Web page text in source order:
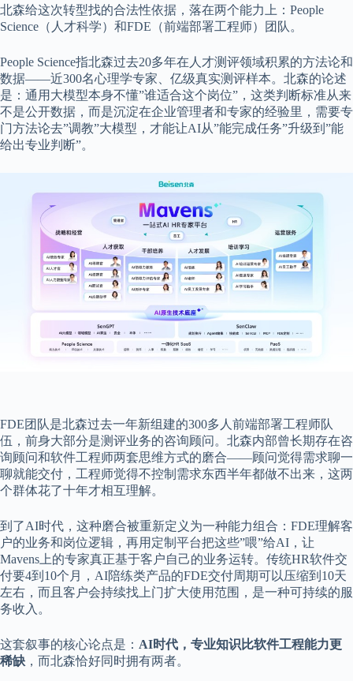
北森给这次转型找的合法性依据，落在两个能力上：People
Science（人才科学）和FDE（前端部署工程师）团队。
People Science指北森过去20多年在人才测评领域积累的方法论和
数据——近300名心理学专家、亿级真实测评样本。北森的论述
是：通用大模型本身不懂”谁适合这个岗位”，这类判断标准从来
不是公开数据，而是沉淀在企业管理者和专家的经验里，需要专
门方法论去”调教”大模型，才能让AI从”能完成任务”升级到”能
给出专业判断”。
FDE团队是北森过去一年新组建的300多人前端部署工程师队
伍，前身大部分是测评业务的咨询顾问。北森内部曾长期存在咨
询顾问和软件工程师两套思维方式的磨合——顾问觉得需求聊一
聊就能交付，工程师觉得不控制需求东西半年都做不出来，这两
个群体花了十年才相互理解。
到了AI时代，这种磨合被重新定义为一种能力组合：FDE理解客
户的业务和岗位逻辑，再用定制平台把这些”喂”给AI，让
Mavens上的专家真正基于客户自己的业务运转。传统HR软件交
付要4到10个月，AI陪练类产品的FDE交付周期可以压缩到10天
左右，而且客户会持续找上门扩大使用范围，是一种可持续的服
务收入。
这套叙事的核心论点是： AI时代，专业知识比软件工程能力更
稀缺 ，而北森恰好同时拥有两者。